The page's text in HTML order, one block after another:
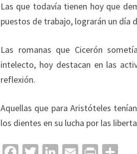
Las que todavía tienen hoy que
puestos de trabajo, lograrán un día
Las romanas que Cicerón
intelecto, hoy destacan en las
reflexión.
Aquellas que para Aristóteles
los dientes en su lucha por las